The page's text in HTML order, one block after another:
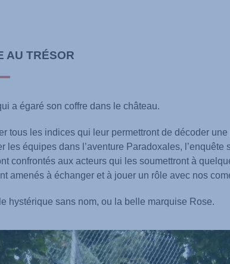
AU TRÉSOR
a égaré son coffre dans le château.
tous les indices qui leur permettront de décoder
équipes dans l’aventure Paradoxales, l’enquête
confrontés aux acteurs qui les soumettront à
amenés à échanger et à jouer un rôle avec nos
hystérique sans nom, ou la belle marquise Rose.